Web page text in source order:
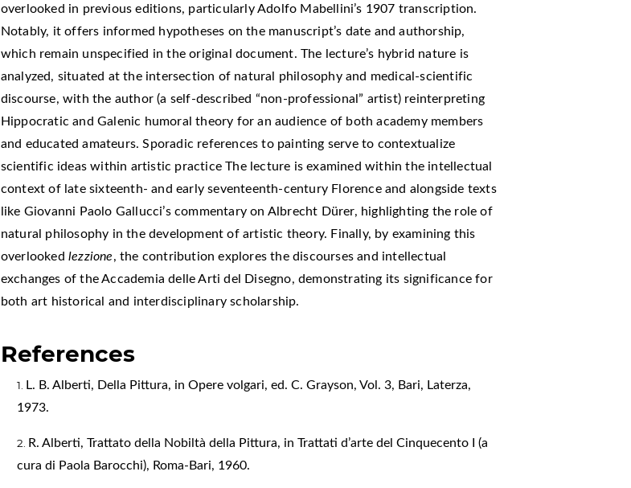
overlooked in previous editions, particularly Adolfo Mabellini’s 1907 transcription.
Notably, it offers informed hypotheses on the manuscript’s date and authorship,
which remain unspecified in the original document. The lecture’s hybrid nature is
analyzed, situated at the intersection of natural philosophy and medical-scientific
discourse, with the author (a self-described “non-professional” artist) reinterpreting
Hippocratic and Galenic humoral theory for an audience of both academy members
and educated amateurs. Sporadic references to painting serve to contextualize
scientific ideas within artistic practice The lecture is examined within the intellectual
context of late sixteenth- and early seventeenth-century Florence and alongside texts
like Giovanni Paolo Gallucci’s commentary on Albrecht Dürer, highlighting the role of
natural philosophy in the development of artistic theory. Finally, by examining this
overlookedlezzione, the contribution explores the discourses and intellectual
exchanges of the Accademia delle Arti del Disegno, demonstrating its significance for
both art historical and interdisciplinary scholarship.
References
L. B. Alberti, Della Pittura, in Opere volgari, ed. C. Grayson, Vol. 3, Bari, Laterza,
1973.
R. Alberti, Trattato della Nobiltà della Pittura, in Trattati d’arte del Cinquecento I (a
cura di Paola Barocchi), Roma-Bari, 1960.